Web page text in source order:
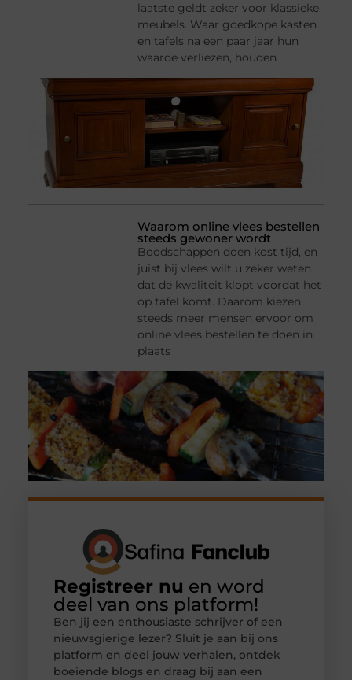
laatste geldt zeker voor klassieke
meubels. Waar goedkope kasten
en tafels na een paar jaar hun
waarde verliezen, houden
Waarom online vlees bestellen
steeds gewoner wordt
Boodschappen doen kost tijd, en
juist bij vlees wilt u zeker weten
dat de kwaliteit klopt voordat het
op tafel komt. Daarom kiezen
steeds meer mensen ervoor om
online vlees bestellen te doen in
plaats
Registreer nu en word
deel van ons platform!
Ben jij een enthousiaste schrijver of een
nieuwsgierige lezer? Sluit je aan bij ons
platform en deel jouw verhalen, ontdek
boeiende blogs en draag bij aan een